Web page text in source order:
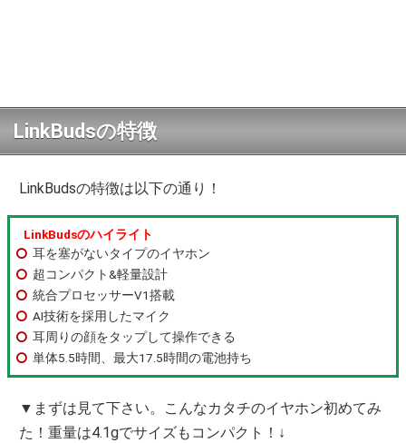
LinkBudsの特徴
LinkBudsの特徴は以下の通り！
LinkBudsのハイライト
耳を塞がないタイプのイヤホン
超コンパクト&軽量設計
統合プロセッサーV1搭載
AI技術を採用したマイク
耳周りの顔をタップして操作できる
単体5.5時間、最大17.5時間の電池持ち
▼まずは見て下さい。こんなカタチのイヤホン初めてみ
た！重量は4.1gでサイズもコンパクト！↓